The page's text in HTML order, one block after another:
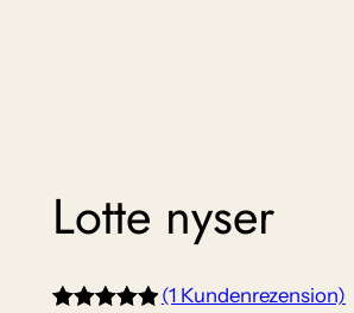
Lotte nyser
(1 Kundenrezension)